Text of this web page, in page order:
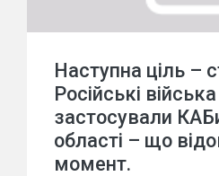
Наступна ціль –
Російські
застосували
області – що
момент.